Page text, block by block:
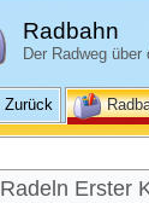
Radbahn
Der Radweg
Zurück
Radeln Erster